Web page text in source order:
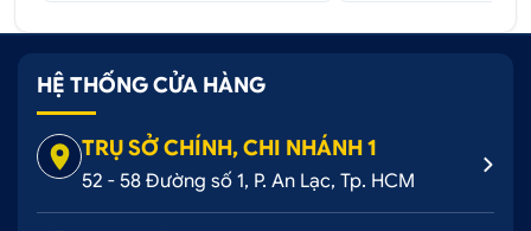
HỆ THỐNG CỬA HÀNG
TRỤ SỞ CHÍNH, CHI NHÁNH 1
52 - 58 Đường số 1, P. An Lạc, Tp. HCM